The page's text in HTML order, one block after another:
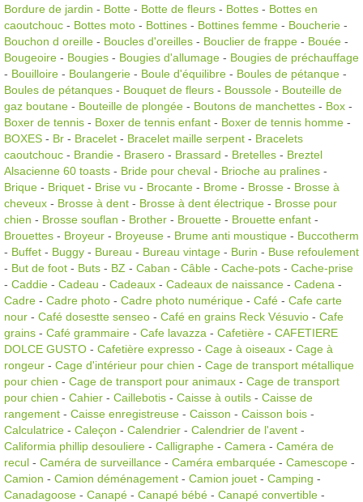
Bordure de jardin - Botte - Botte de fleurs - Bottes - Bottes en
caoutchouc - Bottes moto - Bottines - Bottines femme - Boucherie -
Bouchon d oreille - Boucles d'oreilles - Bouclier de frappe - Bouée -
Bougeoire - Bougies - Bougies d'allumage - Bougies de préchauffage
- Bouilloire - Boulangerie - Boule d'équilibre - Boules de pétanque -
Boules de pétanques - Bouquet de fleurs - Boussole - Bouteille de
gaz boutane - Bouteille de plongée - Boutons de manchettes - Box -
Boxer de tennis - Boxer de tennis enfant - Boxer de tennis homme -
BOXES - Br - Bracelet - Bracelet maille serpent - Bracelets
caoutchouc - Brandie - Brasero - Brassard - Bretelles - Breztel
Alsacienne 60 toasts - Bride pour cheval - Brioche au pralines -
Brique - Briquet - Brise vu - Brocante - Brome - Brosse - Brosse à
cheveux - Brosse à dent - Brosse à dent électrique - Brosse pour
chien - Brosse souflan - Brother - Brouette - Brouette enfant -
Brouettes - Broyeur - Broyeuse - Brume anti moustique - Buccotherm
- Buffet - Buggy - Bureau - Bureau vintage - Burin - Buse refoulement
- But de foot - Buts - BZ - Caban - Câble - Cache-pots - Cache-prise
- Caddie - Cadeau - Cadeaux - Cadeaux de naissance - Cadena -
Cadre - Cadre photo - Cadre photo numérique - Café - Cafe carte
nour - Café dosestte senseo - Café en grains Reck Vésuvio - Cafe
grains - Café grammaire - Cafe lavazza - Cafetière - CAFETIERE
DOLCE GUSTO - Cafetière expresso - Cage à oiseaux - Cage à
rongeur - Cage d'intérieur pour chien - Cage de transport métallique
pour chien - Cage de transport pour animaux - Cage de transport
pour chien - Cahier - Caillebotis - Caisse à outils - Caisse de
rangement - Caisse enregistreuse - Caisson - Caisson bois -
Calculatrice - Caleçon - Calendrier - Calendrier de l'avent -
Califormia phillip desouliere - Calligraphe - Camera - Caméra de
recul - Caméra de surveillance - Caméra embarquée - Camescope -
Camion - Camion déménagement - Camion jouet - Camping -
Canadagoose - Canapé - Canapé bébé - Canapé convertible -